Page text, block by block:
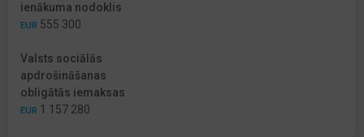
ienākuma nodoklis
EUR 555 300
Valsts sociālās
apdrošināšanas
obligātās iemaksas
EUR 1 157 280